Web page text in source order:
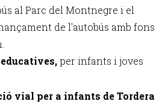
al Parc del Montnegre i el
de l'autobús amb fons
per infants i joves
vial per a infants de Tordera